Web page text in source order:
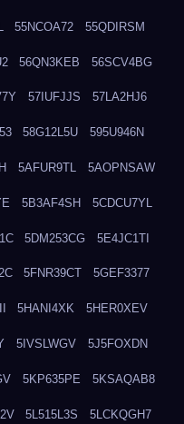
55NCOA72 55QDIRSM
56QN3KEB 56SCV4BG
57IUFJJS 57LA2HJ6
58G12L5U 595U946N
5AFUR9TL 5AOPNSAW
5B3AF4SH 5CDCU7YL
5DM253CG 5E4JC1TI
5FNR39CT 5GEF3377
5HANI4XK 5HER0XEV
5IVSLWGV 5J5FOXDN
5KP635PE 5KSAQAB8
5L515L3S 5LCKQGH7